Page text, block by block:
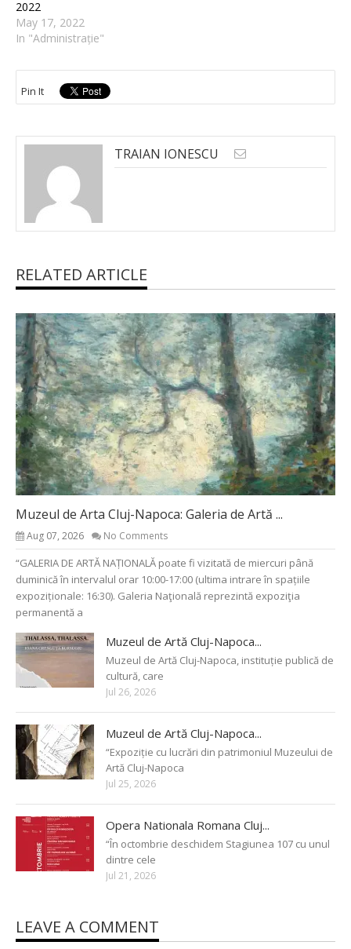
2022
May 17, 2022
In "Administrație"
Pin It
TRAIAN IONESCU
RELATED ARTICLE
Muzeul de Arta Cluj-Napoca: Galeria de Artă ...
Aug 07, 2026 No Comments
“GALERIA DE ARTĂ NAȚIONALĂ poate fi vizitată de miercuri până
duminică în intervalul orar 10:00-17:00 (ultima intrare în spațiile
expoziționale: 16:30). Galeria Naţională reprezintă expoziţia
permanentă a
Muzeul de Artă Cluj-Napoca...
Muzeul de Artă Cluj-Napoca, instituție publică de
cultură, care
Jul 26, 2026
Muzeul de Artă Cluj-Napoca...
“Expoziție cu lucrări din patrimoniul Muzeului de
Artă Cluj-Napoca
Jul 25, 2026
Opera Nationala Romana Cluj...
“În octombrie deschidem Stagiunea 107 cu unul
dintre cele
Jul 21, 2026
LEAVE A COMMENT